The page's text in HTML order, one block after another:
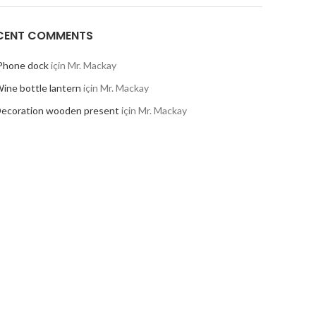
COMMENTS
dockiçin Mr. Mackay
bottle lantern için Mr. Mackay
wooden present için Mr. Mackay